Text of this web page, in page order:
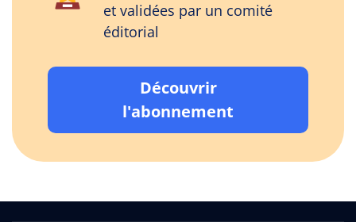
et validées par un comité
éditorial
Découvrir
l'abonnement